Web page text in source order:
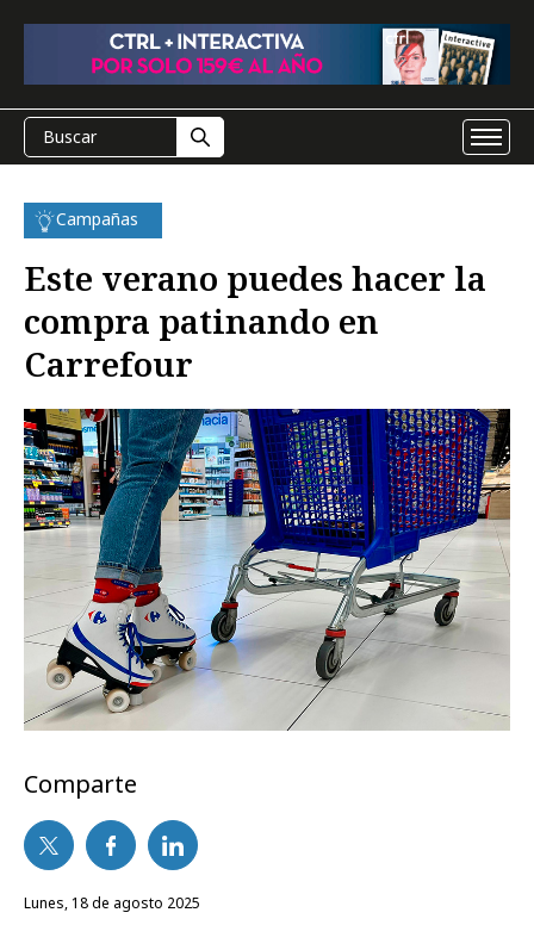
Campañas
Este verano puedes hacer la
compra patinando en
Carrefour
Comparte
lunes, 18 de agosto 2025